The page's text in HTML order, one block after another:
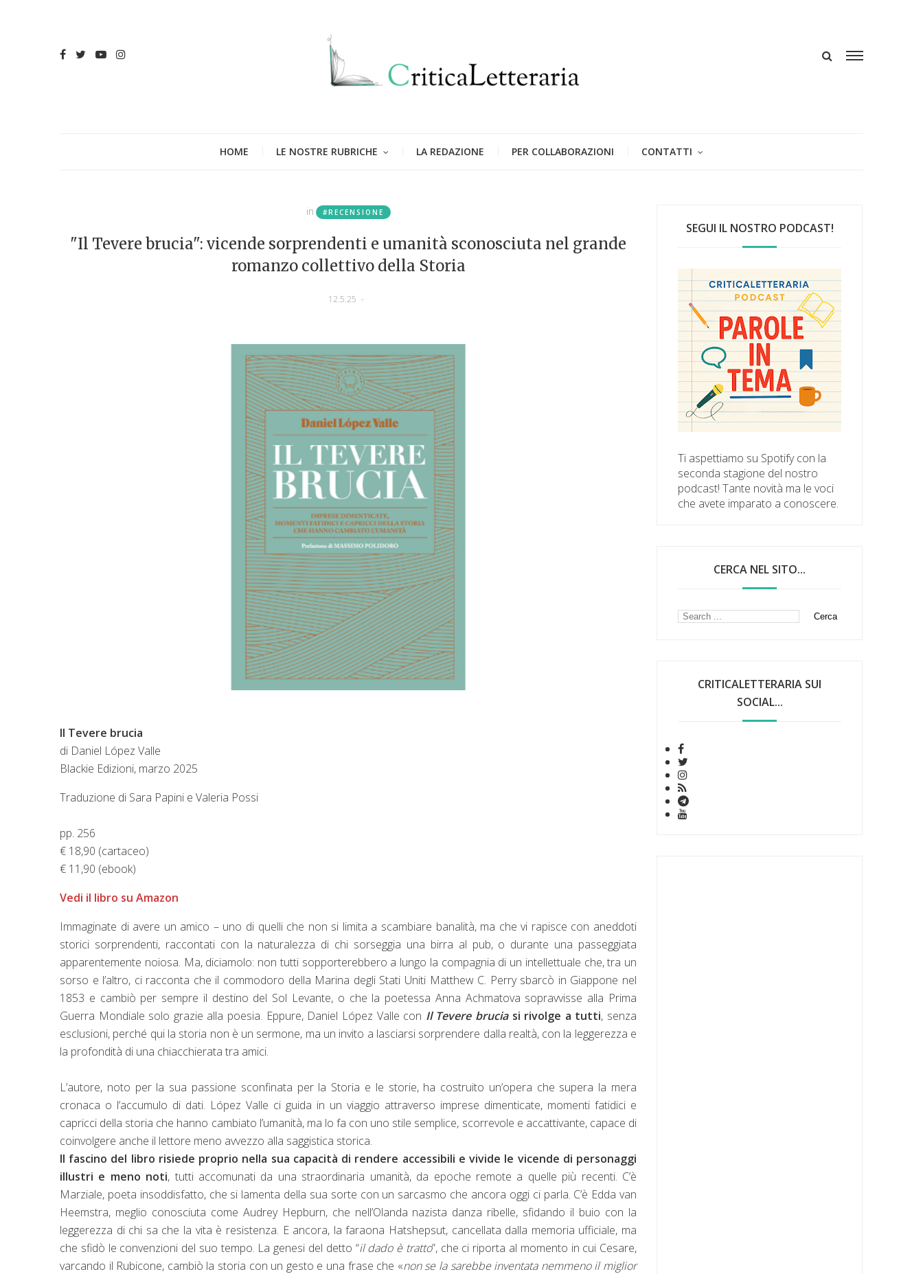
HOME LE NOSTRE RUBRICHE LA REDAZIONE PER COLLABORAZIONI CONTATTI
in #RECENSIONE
"Il Tevere brucia": vicende sorprendenti e umanità sconosciuta nel grande
romanzo collettivo della Storia
12.5.25 -
Il Tevere brucia
di Daniel López Valle
Blackie Edizioni, marzo 2025
Traduzione di Sara Papini e Valeria Possi
pp. 256
€ 18,90 (cartaceo)
€ 11,90 (ebook)
Vedi il libro su Amazon
Immaginate di avere un amico – uno di quelli che non si limita a scambiare banalità, ma che vi rapisce con aneddoti
storici sorprendenti, raccontati con la naturalezza di chi sorseggia una birra al pub, o durante una passeggiata
apparentemente noiosa. Ma, diciamolo: non tutti sopporterebbero a lungo la compagnia di un intellettuale che, tra un
sorso e l’altro, ci racconta che il commodoro della Marina degli Stati Uniti Matthew C. Perry sbarcò in Giappone nel
1853 e cambiò per sempre il destino del Sol Levante, o che la poetessa Anna Achmatova sopravvisse alla Prima
Guerra Mondiale solo grazie alla poesia. Eppure, Daniel López Valle con Il Tevere brucia si rivolge a tutti, senza
esclusioni, perché qui la storia non è un sermone, ma un invito a lasciarsi sorprendere dalla realtà, con la leggerezza e
la profondità di una chiacchierata tra amici.
L’autore, noto per la sua passione sconfinata per la Storia e le storie, ha costruito un’opera che supera la mera
cronaca o l’accumulo di dati. López Valle ci guida in un viaggio attraverso imprese dimenticate, momenti fatidici e
capricci della storia che hanno cambiato l’umanità, ma lo fa con uno stile semplice, scorrevole e accattivante, capace di
coinvolgere anche il lettore meno avvezzo alla saggistica storica.
Il fascino del libro risiede proprio nella sua capacità di rendere accessibili e vivide le vicende di personaggi
illustri e meno noti, tutti accomunati da una straordinaria umanità, da epoche remote a quelle più recenti. C’è
Marziale, poeta insoddisfatto, che si lamenta della sua sorte con un sarcasmo che ancora oggi ci parla. C’è Edda van
Heemstra, meglio conosciuta come Audrey Hepburn, che nell’Olanda nazista danza ribelle, sfidando il buio con la
leggerezza di chi sa che la vita è resistenza. E ancora, la faraona Hatshepsut, cancellata dalla memoria ufficiale, ma
che sfidò le convenzioni del suo tempo. La genesi del detto “il dado è tratto”, che ci riporta al momento in cui Cesare,
varcando il Rubicone, cambiò la storia con un gesto e una frase che «non se la sarebbe inventata nemmeno il miglior
SEGUI IL NOSTRO PODCAST!
Ti aspettiamo su Spotify con la
seconda stagione del nostro
podcast! Tante novità ma le voci
che avete imparato a conoscere.
CERCA NEL SITO...
CRITICALETTERARIA SUI
SOCIAL...